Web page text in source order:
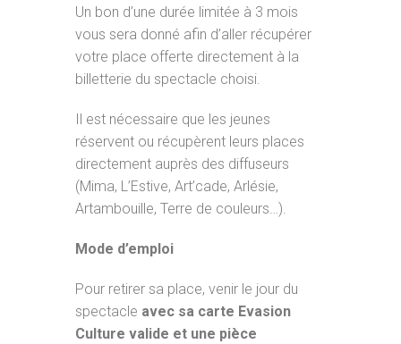
Un bon d’une durée limitée à 3 mois
vous sera donné afin d’aller récupérer
votre place offerte directement à la
billetterie du spectacle choisi.
Il est nécessaire que les jeunes
réservent ou récupèrent leurs places
directement auprès des diffuseurs
(Mima, L’Estive, Art’cade, Arlésie,
Artambouille, Terre de couleurs…).
Mode d’emploi
Pour retirer sa place, venir le jour du
spectacle avec sa carte Evasion
Culture valide et une pièce